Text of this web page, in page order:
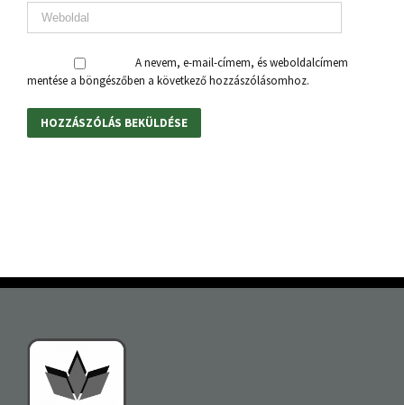
A nevem, e-mail-címem, és weboldalcímem
mentése a böngészőben a következő hozzászólásomhoz.